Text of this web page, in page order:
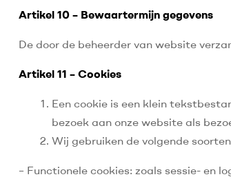
Artikel 10 – Bewaartermijn gegevens
De door de beheerder van website
Artikel 11 – Cookies
Een cookie is een klein
bezoek aan onze website als
Wij gebruiken de volgende
– Functionele cookies: zoals sessie- en